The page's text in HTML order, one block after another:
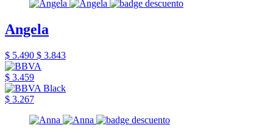
Angela
$ 5.490 $ 3.843
$ 3.459
$ 3.267